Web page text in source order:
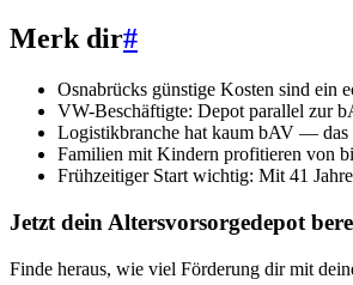
Merk dir#
Osnabrücks günstige Kosten sind
VW-Beschäftigte: Depot parallel zur
Logistikbranche hat kaum bAV — das
Familien mit Kindern profitieren von
Frühzeitiger Start wichtig: Mit 41
Jetzt dein Altersvorsorgedepot
Finde heraus, wie viel Förderung dir mit